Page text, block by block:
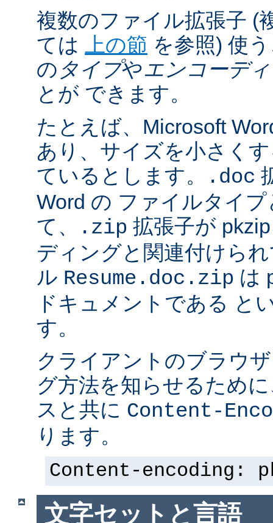
複数のファイル拡張子 (
ては
上の節 を参照) 使
の タイプやエンコーデ
とが できます。
たとえば、Microsoft
あり、サイズを小さく
ているとします。
.doc
Word の ファイルタイ
て、
.zip 拡張子が
ディングと関連付けら
ル Resume.doc.zip は
ドキュメントである と
す。
クライアントのブラウ
グ方法を知らせるため
スと共に Content-
ります。
Content-encoding:
文字セットと言語